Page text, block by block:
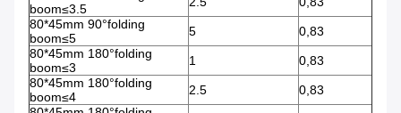
boom≤3.5
80*45mm 90°folding
boom≤5
5
0,83
80*45mm 180°folding
boom≤3
1
0,83
80*45mm 180°folding
boom≤4
2.5
0,83